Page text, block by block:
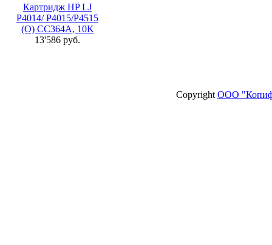
Картридж HP LJ
P4014/ P4015/P4515
(O) CC364A, 10K
13'586 руб.
Copyright ООО